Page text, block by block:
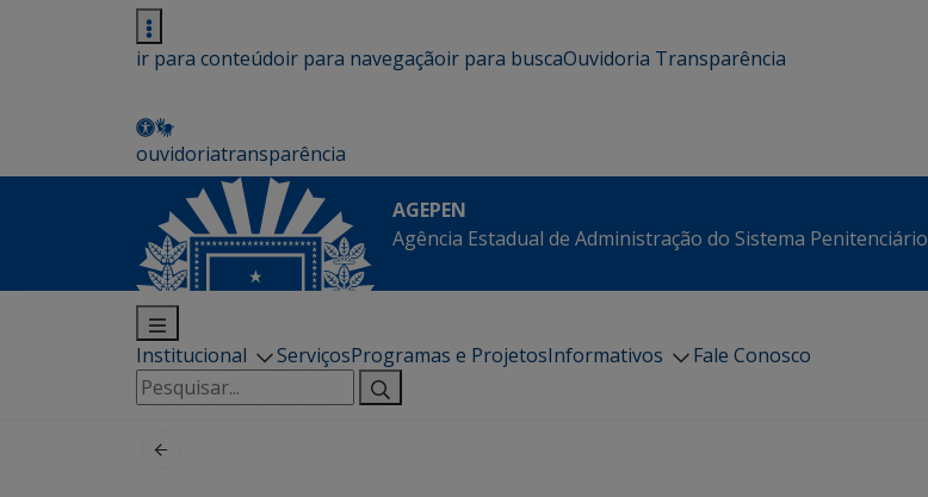
ir para conteúdoir para navegaçãoir para buscaOuvidoria Transparência
ouvidoriatransparência
AGEPEN
Agência Estadual de Administração do Sistema Penitenciário
Institucional ServiçosProgramas e ProjetosInformativos
Fale Conosco
Pesquisar
por: